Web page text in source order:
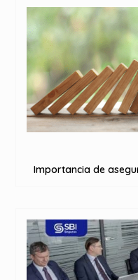
Importancia de